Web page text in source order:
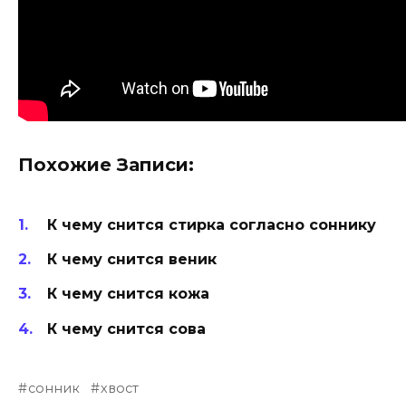
Похожие Записи:
К чему снится стирка согласно соннику
К чему снится веник
К чему снится кожа
К чему снится сова
сонник хвост